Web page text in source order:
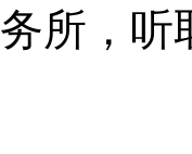
务所，听